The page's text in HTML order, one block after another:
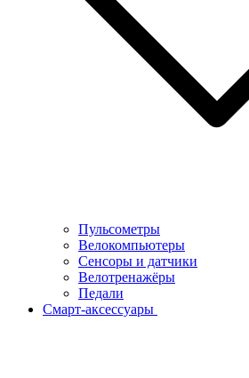
Пульсометры
Велокомпьютеры
Сенсоры и датчики
Велотренажёры
Педали
Смарт-аксессуары